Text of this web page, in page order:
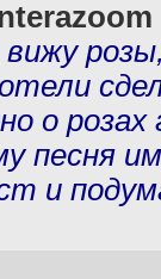
о
песня
и